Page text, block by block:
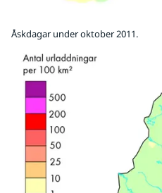
Åskdagar under oktober 2011.